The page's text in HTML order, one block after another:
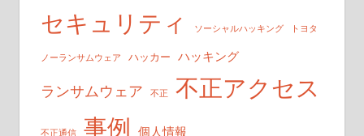
セキュリティ ソーシャルハッキング トヨタ
ノーランサムウェア ハッカー ハッキング
ランサムウェア 不正 不正アクセス
不正通信 事例 個人情報